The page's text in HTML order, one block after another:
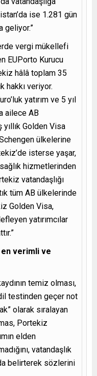
ise 1.281 gün
geliyor.”
vergi mükellefi
EUPorto Kurucu
hâlâ toplam 35
hakkı veriyor.
yatırım ve 5 yıl
ailece AB
yıllık Golden Visa
ülkelerine
isterse yaşar,
hizmetlerinden
vatandaşlığı
tüm AB ülkelerinde
Golden Visa,
yatırımcılar
en verimli ve
temiz olması,
testinden geçer not
olarak sıralayan
Portekiz
elden
vatandaşlık
belirterek sözlerini